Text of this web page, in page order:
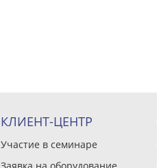
КЛИЕНТ-ЦЕНТР
Участие в семинаре